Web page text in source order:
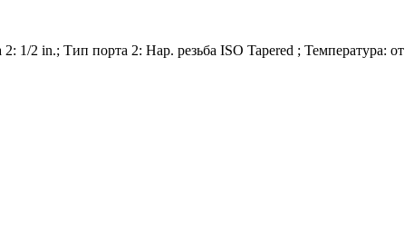
1/2 in.; Тип порта 2: Нар. резьба ISO Tapered ; Температура: от